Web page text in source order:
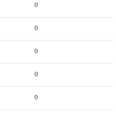
0
0
0
0
0